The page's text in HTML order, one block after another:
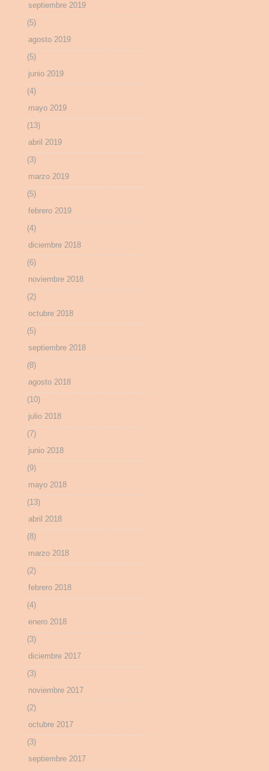
septiembre 2019
(5)
agosto 2019
(5)
junio 2019
(4)
mayo 2019
(13)
abril 2019
(3)
marzo 2019
(5)
febrero 2019
(4)
diciembre 2018
(6)
noviembre 2018
(2)
octubre 2018
(5)
septiembre 2018
(8)
agosto 2018
(10)
julio 2018
(7)
junio 2018
(9)
mayo 2018
(13)
abril 2018
(8)
marzo 2018
(2)
febrero 2018
(4)
enero 2018
(3)
diciembre 2017
(3)
noviembre 2017
(2)
octubre 2017
(3)
septiembre 2017